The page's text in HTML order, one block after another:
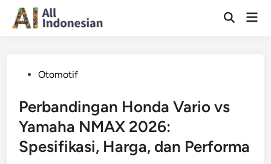
Skip
Open
PostedOtomotif
Perbandingan Honda Vario vs
Yamaha NMAX 2026:
Spesifikasi, Harga, dan Performa